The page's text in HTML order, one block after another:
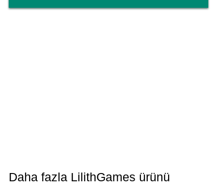
Daha fazla LilithGames ürünü